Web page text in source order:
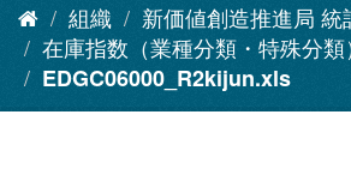
組織
新価値創造推進局 統
在庫指数（業種分類・特殊分類
EDGC06000_R2kijun.xls